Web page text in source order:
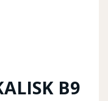
B9